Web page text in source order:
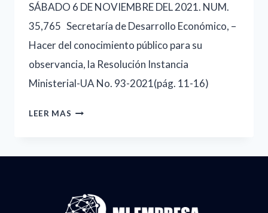
SÁBADO 6 DE NOVIEMBRE DEL 2021. NUM.
35,765 Secretaría de Desarrollo Económico, –
Hacer del conocimiento público para su
observancia, la Resolución Instancia
Ministerial-UA No. 93-2021(pág. 11-16)
LEER MAS RESOLUCIÓN
2021